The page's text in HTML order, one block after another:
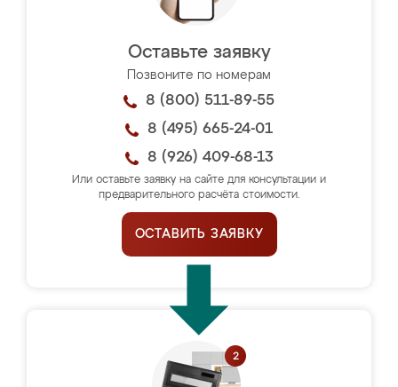
Оставьте заявку
Позвоните по номерам
8 (800) 511-89-55
8 (495) 665-24-01
8 (926) 409-68-13
Или оставьте заявку на сайте для консультации и
предварительного расчёта стоимости.
ОСТАВИТЬ ЗАЯВКУ